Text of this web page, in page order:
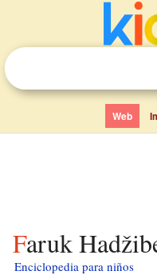
Web
Faruk
Enciclopedia para niños